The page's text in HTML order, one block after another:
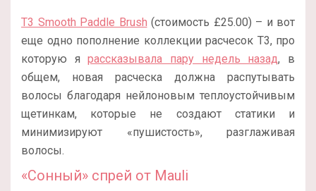
T3 Smooth Paddle Brush (стоимость £25.00) – и вот
еще одно пополнение коллекции расчесок T3, про
которую ярассказывала пару недель назад, в
общем, новая расческа должна распутывать
волосы благодаря нейлоновым теплоустойчивым
щетинкам, которые не создают статики и
минимизируют «пушистость», разглаживая
волосы.
«Сонный» спрей от Mauli